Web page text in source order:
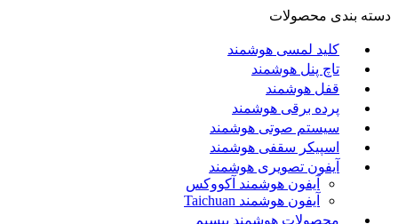
دسته بندی محصولات
کلید لمسی هوشمند
تاچ پنل هوشمند
قفل هوشمند
پرده برقی هوشمند
سیستم صوتی هوشمند
اسپیکر سقفی هوشمند
آیفون تصویری هوشمند
آيفون هوشمند آکووکس
آیفون هوشمند Taichuan
محصولات هوشمند بیسیم